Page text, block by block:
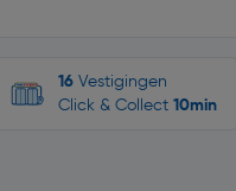
16 Vestigingen
Click & Collect 10min